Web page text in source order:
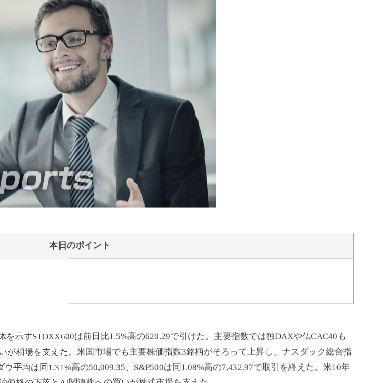
本日のポイント
示すSTOXX600は前日比1.5%高の620.29で引けた。主要指数では独DAXや仏CAC40も
が相場を支えた。米国市場でも主要株価指数3銘柄がそろって上昇し、ナスダック総合指
平均は同1.31%高の50,009.35、S&P500は同1.08%高の7,432.97で取引を終えた。米10年